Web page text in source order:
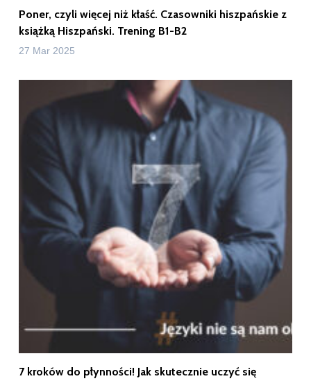
Poner, czyli więcej niż kłaść. Czasowniki hiszpańskie z
książką Hiszpański. Trening B1-B2
27 Mar 2025
7 kroków do płynności! Jak skutecznie uczyć się